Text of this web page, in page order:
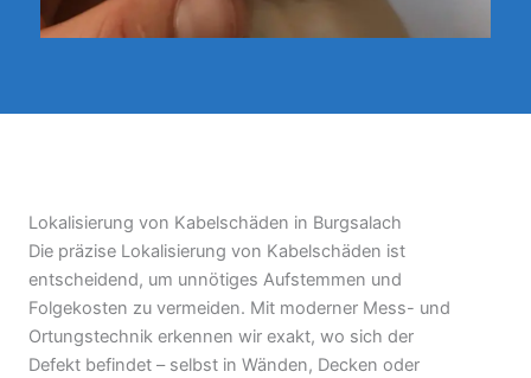
Lokalisierung von Kabelschäden in Burgsalach
Die präzise Lokalisierung von Kabelschäden ist
entscheidend, um unnötiges Aufstemmen und
Folgekosten zu vermeiden. Mit moderner Mess- und
Ortungstechnik erkennen wir exakt, wo sich der
Defekt befindet – selbst in Wänden, Decken oder